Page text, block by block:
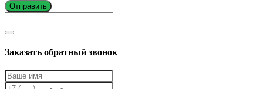
Отправить
Заказать обратный звонок